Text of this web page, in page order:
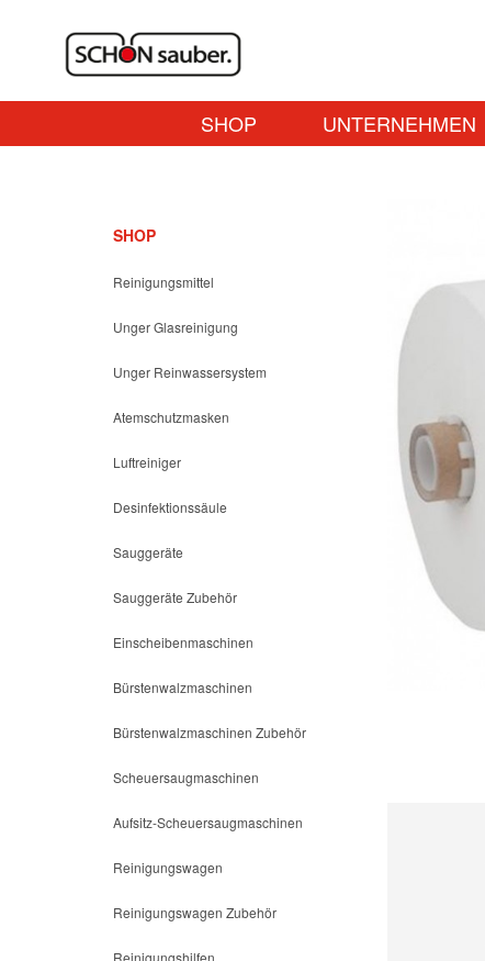
SHOP UNTERNEHMEN
SHOP
Reinigungsmittel
Unger Glasreinigung
Unger Reinwassersystem
Atemschutzmasken
Luftreiniger
Desinfektionssäule
Sauggeräte
Sauggeräte Zubehör
Einscheibenmaschinen
Bürstenwalzmaschinen
Bürstenwalzmaschinen Zubehör
Scheuersaugmaschinen
Aufsitz-Scheuersaugmaschinen
Reinigungswagen
Reinigungswagen Zubehör
Reinigungshilfen